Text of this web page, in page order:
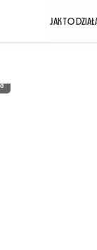
JAK TO